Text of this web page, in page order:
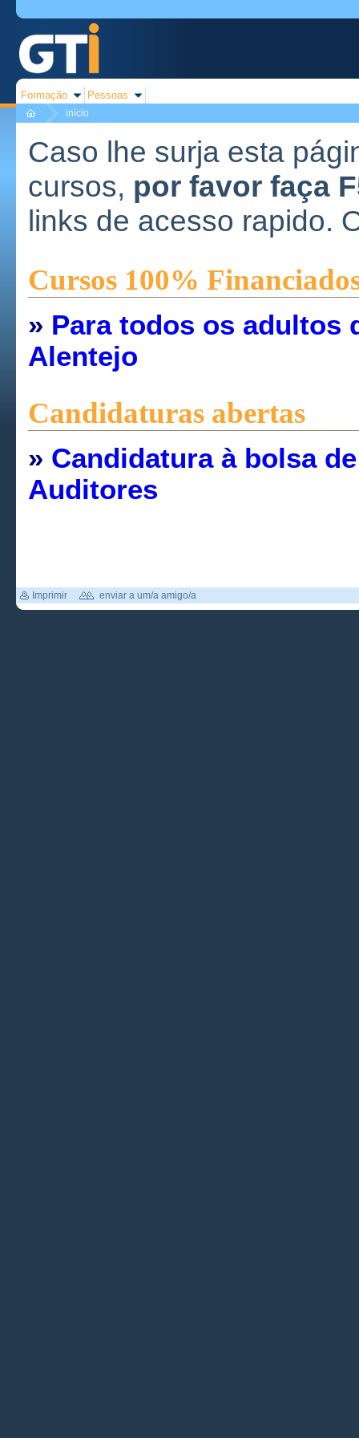
Formação Pessoas
início
Caso lhe surja esta
cursos, por favor faça
links de acesso rapido.
Cursos 100%
» Para todos os adultos
Alentejo
Candidaturas abertas
» Candidatura à bolsa
Auditores
Imprimir enviar a um/a amigo/a